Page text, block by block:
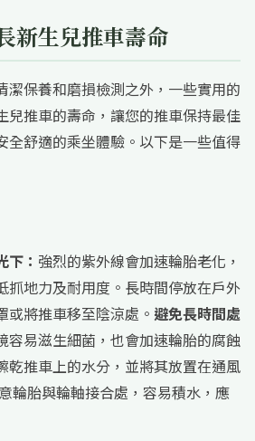
新生兒推車壽命
潔保養和磨損檢測之外，一些實用的
兒推車的壽命，讓您的推車保持最佳
全舒適的乘坐體驗。以下是一些值得
： 強烈的紫外線會加速輪胎老化，
抓地力及耐用度。長時間停放在戶外
或將推車移至陰涼處。 避免長時間處
容易滋生細菌，也會加速輪胎的腐蝕
乾推車上的水分，並將其放置在通風
輪胎與輪軸接合處，容易積水，應